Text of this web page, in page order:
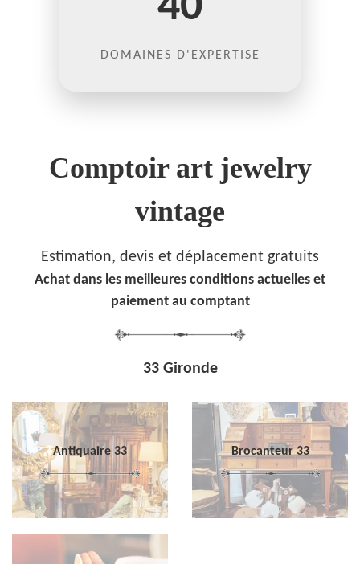
DOMAINES D'EXPERTISE
Comptoir art jewelry
vintage
Estimation, devis et déplacement gratuits
Achat dans les meilleures conditions actuelles et
paiement au comptant
33 Gironde
Antiquaire 33 Brocanteur 33